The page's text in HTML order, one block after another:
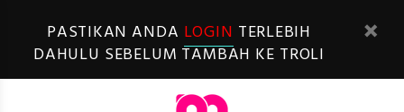
PASTIKAN ANDA LOGIN TERLEBIH
DAHULU SEBELUM TAMBAH KE TROLI